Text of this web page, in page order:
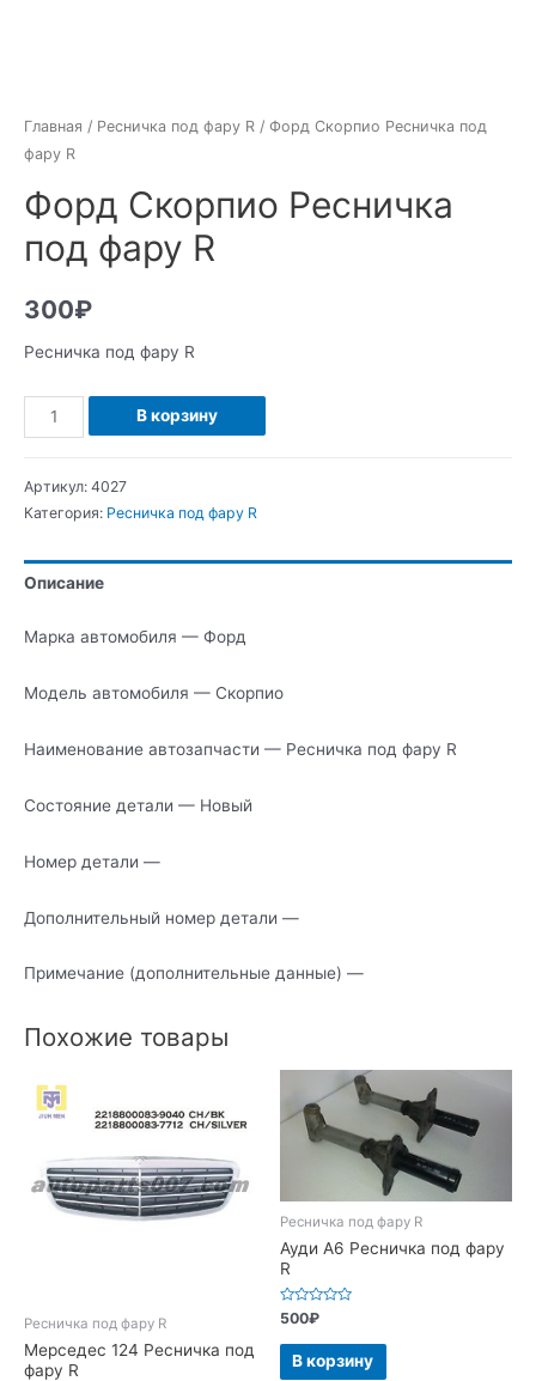
Главная / Ресничка под фару R / Форд Скорпио Ресничка под
фару R
Форд Скорпио Ресничка
под фару R
300₽
Ресничка под фару R
Количество
Форд
Ресничка
фару
R
В корзину
Артикул: 4027
Категория: Ресничка под фару R
Описание
Марка автомобиля — Форд
Модель автомобиля — Скорпио
Наименование автозапчасти — Ресничка под фару R
Состояние детали — Новый
Номер детали —
Дополнительный номер детали —
Примечание (дополнительные данные) —
Похожие товары
Ресничка под фару R
Мерседес 124 Ресничка под
фару R
Ресничка под фару R
Ауди А6 Ресничка под фару
R
Оценка
0
из
500₽
В корзину